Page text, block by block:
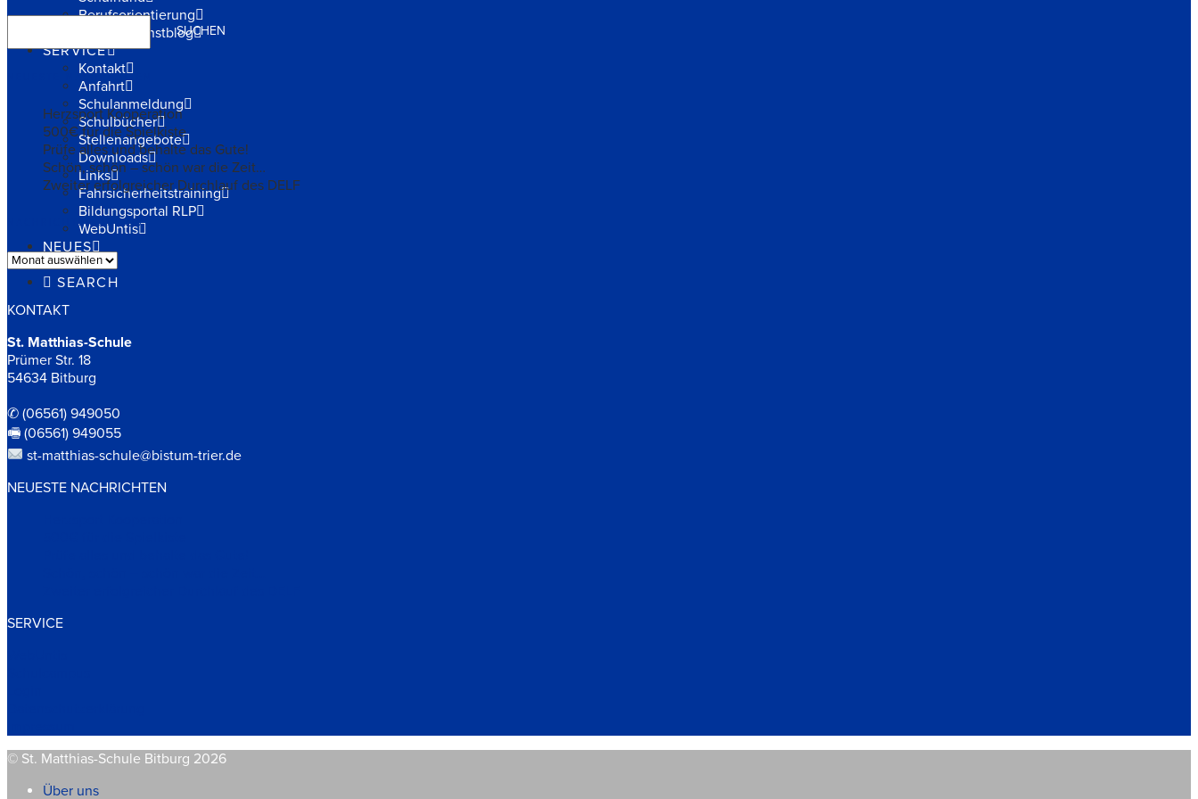
Berufsorientierung
Schüler-Kunstblog
SERVICE
Kontakt
Anfahrt
Schulanmeldung
Schulbücher
Stellenangebote
Downloads
Links
Fahrsicherheitstraining
Bildungsportal RLP
WebUntis
NEUES
TERMINE
SEARCH
SUCHEN
NEUESTE NACHRICHTEN
Herzsport Kooperation
500€ für die Spielkiste
Prüfe alles und behalte das Gute!
Schön, schön – schön war die Zeit…
Zweiter erfolgreicher Durchlauf des DELF
NACHRICHTEN-ARCHIV
Archiv
KONTAKT
St. Matthias-Schule
Prümer Str. 18
54634 Bitburg
✆ (06561) 949050
🖷 (06561) 949055
st-matthias-schule@bistum-trier.de
NEUESTE NACHRICHTEN
SERVICE
© St. Matthias-Schule Bitburg 2026
Über uns